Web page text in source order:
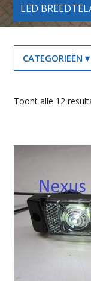
LED
Toont alle 12